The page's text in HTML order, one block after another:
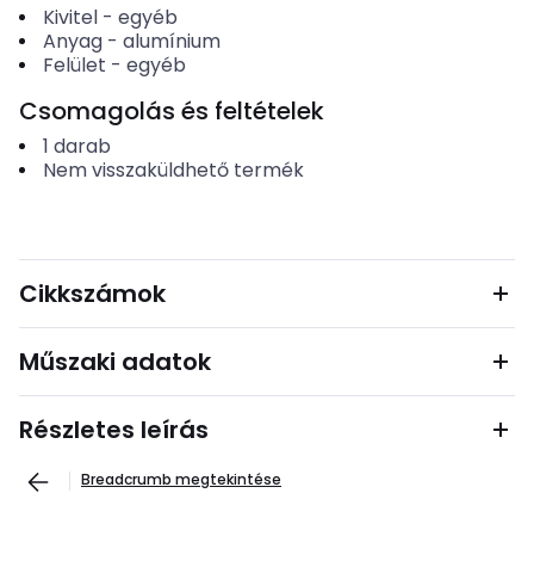
Kivitel- egyéb
Anyag- alumínium
Felület - egyéb
Csomagolás és feltételek
1 darab
Nem visszaküldhető termék
Cikkszámok
Műszaki adatok
Részletes leírás
Breadcrumb megtekintése